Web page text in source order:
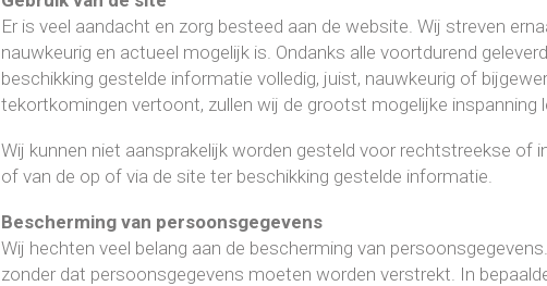
Er is veel aandacht en zorg besteed aan de website. Wij streven
nauwkeurig en actueel mogelijk is. Ondanks alle voortdurend
beschikking gestelde informatie volledig, juist, nauwkeurig of
tekortkomingen vertoont, zullen wij de grootst mogelijke inspanning
Wij kunnen niet aansprakelijk worden gesteld voor rechtstreekse of
of van de op of via de site ter beschikking gestelde informatie.
Bescherming van persoonsgegevens
Wij hechten veel belang aan de bescherming van
zonder dat persoonsgegevens moeten worden verstrekt. In